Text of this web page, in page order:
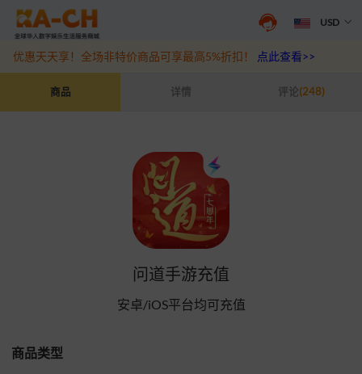
USD
游戏充值福利来袭，王者、和平精英、原神等热门游戏充值折扣最高
优惠天天享！全场非特价商品可享最高5%折扣！ 点此查看>>
商品 详情 评论(248)
问道手游充值
安卓/iOS平台​均可充值
商品类型